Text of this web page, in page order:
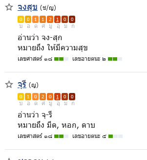
จงสุข (ช/ญ)
0 0 1 1 2 1 0 0
บ อ ด ศ มู อุ ม ก
อ่านว่า จง-สุก
หมายถึง ให้มีความสุข
เลขศาสตร์ ๑๘ เลขอายตนะ ๒
จุรี (ญ)
0 1 0 2 0 1 0 0
บ อ ด ศ มู อุ ม ก
อ่านว่า จุ-รี
หมายถึง มีด, หอก, ดาบ
เลขศาสตร์ ๑๘ เลขอายตนะ ๕